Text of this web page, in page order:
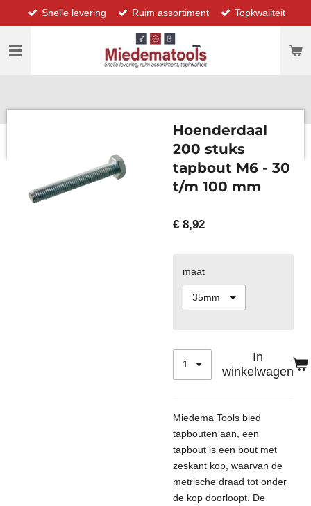
direct
naar
hoofdinhoud
Snelle levering Ruim assortiment Topkwaliteit
Hoenderdaal
200 stuks
tapbout M6 - 30
t/m 100 mm
€ 8,92
maat
In
winkelwagen
Miedema Tools bied
tapbouten aan, een
tapbout is een bout met
zeskant kop, waarvan de
metrische draad tot onder
de kop doorloopt. De